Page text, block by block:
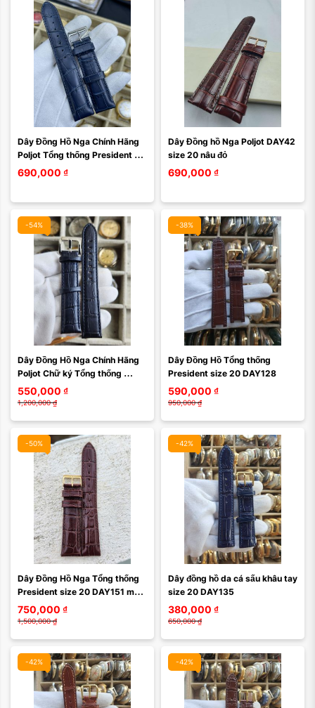
Dây Đồng Hồ Nga Chính Hãng
Poljot Tổng thống President
size 20 DAY31
690,000 ₫
Dây Đồng hồ Nga Poljot DAY42
size 20 nâu đỏ
690,000 ₫
-54%
Dây Đồng Hồ Nga Chính Hãng
Poljot Chữ ký Tổng thống
President size 20 DAY126
550,000 ₫
1,200,000 ₫
-38%
Dây Đồng Hồ Tổng thống
President size 20 DAY128
590,000 ₫
950,000 ₫
-50%
Dây Đồng Hồ Nga Tổng thống
President size 20 DAY151 màu
nâu
750,000 ₫
1,500,000 ₫
-42%
Dây đồng hồ da cá sấu khâu tay
size 20 DAY135
380,000 ₫
650,000 ₫
-42% -42%